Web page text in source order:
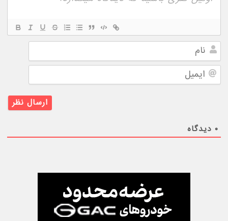
نام
ایمیل
۰ دیدگاه